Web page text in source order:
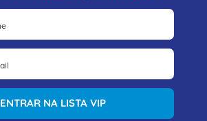
ENTRAR NA LISTA VIP